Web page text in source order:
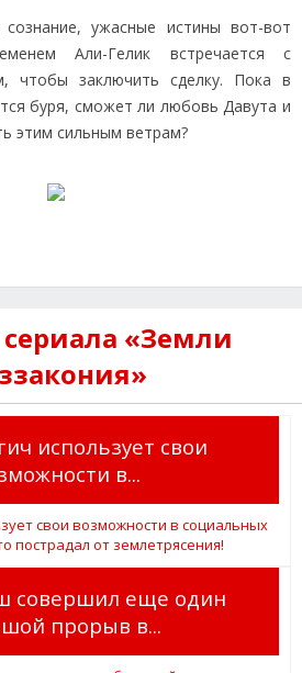
сознание, ужасные истины вот-вот
Али-Гелик встречается с
чтобы заключить сделку. Пока в
буря, сможет ли любовь Давута и
этим сильным ветрам?
«Земли
использует свои
в...
совершил еще один
прорыв в...